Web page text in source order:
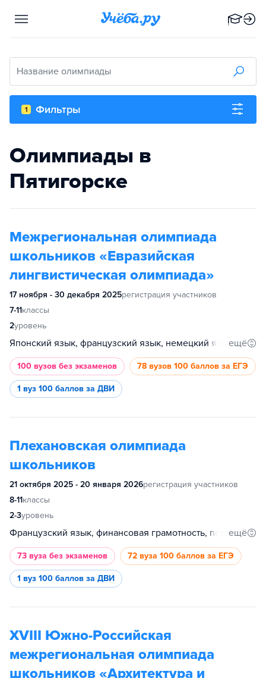
Название олимпиады
1 Фильтры
Олимпиады в
Пятигорске
Межрегиональная олимпиада
школьников «Евразийская
лингвистическая олимпиада»
17 ноября - 30 декабря 2025регистрация участников
7-11классы
2уровень
Японский язык, французский язык, немецкий язык, корейский язык, итальянский язык, испанский язык, арабский язык, английский язык, китайский язык
ещё
100 вузов без экзаменов 78 вузов 100 баллов за ЕГЭ
1 вуз 100 баллов за ДВИ
Плехановская олимпиада
школьников
21 октября 2025 - 20 января 2026регистрация участников
8-11классы
2-3уровень
Французский язык, финансовая грамотность, психология, предпринимательство, информатика, журналистика, русский язык, немецкий язык, испанский язык, английский язык, экономика
ещё
73 вуза без экзаменов 72 вуза 100 баллов за ЕГЭ
1 вуз 100 баллов за ДВИ
XVIII Южно-Российская
межрегиональная олимпиада
школьников «Архитектура и